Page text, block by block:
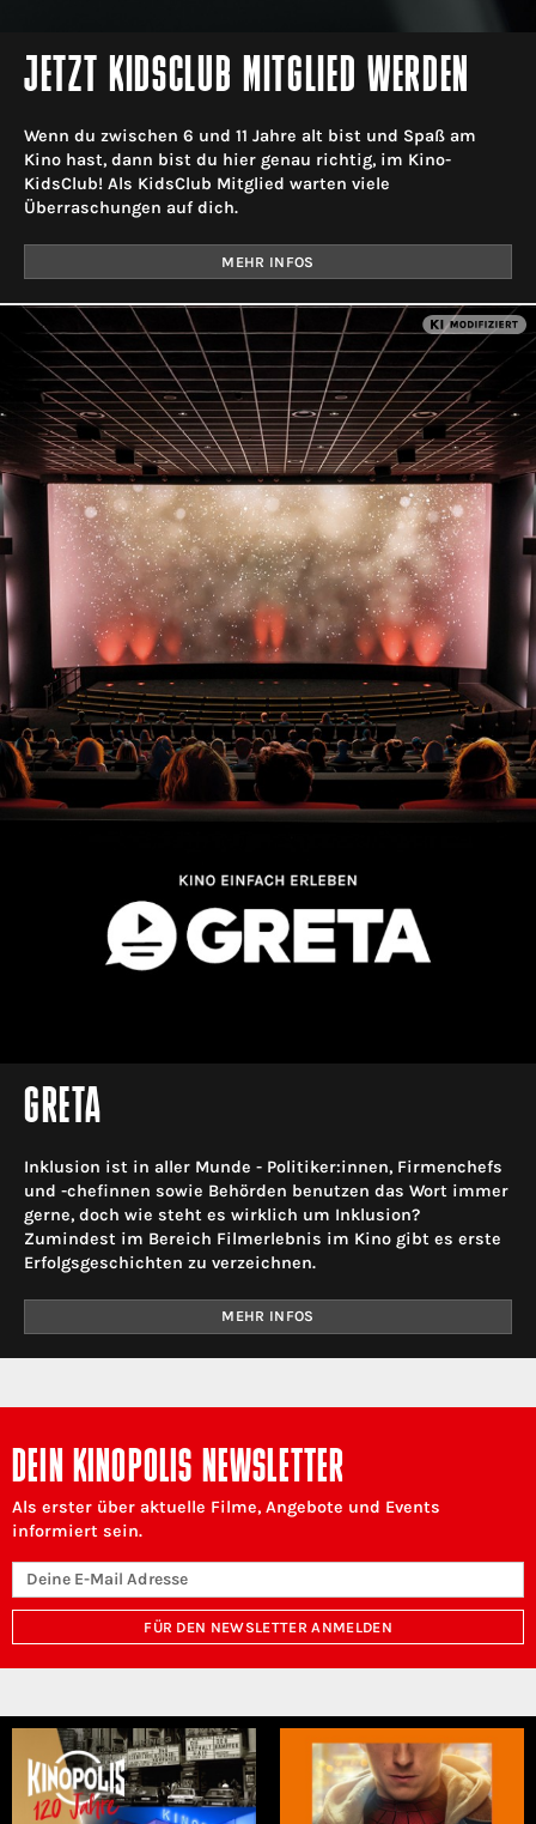
JETZT KIDSCLUB MITGLIED WERDEN
Wenn du zwischen 6 und 11 Jahre alt bist und Spaß am
Kino hast, dann bist du hier genau richtig, im Kino-
KidsClub! Als KidsClub Mitglied warten viele
Überraschungen auf dich.
MEHR INFOS
GRETA
Inklusion ist in aller Munde - Politiker:innen, Firmenchefs
und -chefinnen sowie Behörden benutzen das Wort immer
gerne, doch wie steht es wirklich um Inklusion?
Zumindest im Bereich Filmerlebnis im Kino gibt es erste
Erfolgsgeschichten zu verzeichnen.
MEHR INFOS
DEIN KINOPOLIS NEWSLETTER
Als erster über aktuelle Filme, Angebote und Events
informiert sein.
FÜR DEN NEWSLETTER ANMELDEN